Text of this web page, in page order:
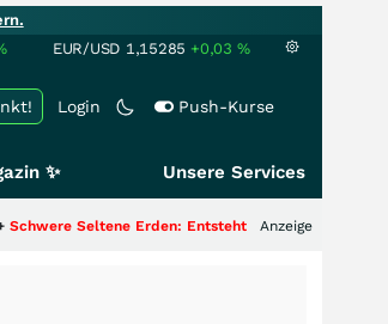
EUR/USD 1,15285 +0,03 %
Login Push-Kurse
✨ Unsere Services
Seltene Erden: Entsteht hier die nächste
Anzeige